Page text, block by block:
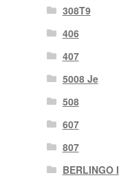
308T9
406
407
5008 Je
508
607
807
BERLINGO I